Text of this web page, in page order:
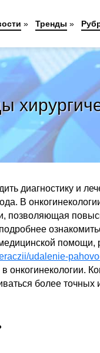
диагностику и
В
позволяющая
помощи,
udalenie-
более точных
» Тренды »